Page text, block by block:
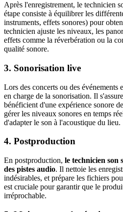
Après l'enregistrement, le technicien
étape consiste à équilibrer les
instruments, effets sonores) pour
technicien ajuste les niveaux, les
effets comme la réverbération ou la
qualité sonore.
3. Sonorisation live
Lors des concerts ou des événements
en charge de la sonorisation. Il
bénéficient d'une expérience sonore
gérer les niveaux sonores en temps
d'adapter le son à l'acoustique du lieu.
4. Postproduction
En postproduction, le technicien son
des pistes audio. Il nettoie les
indésirables, et prépare les fichiers
est cruciale pour garantir que le
irréprochable.